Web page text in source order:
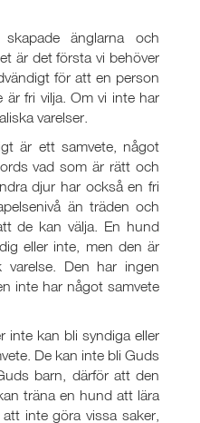
änglarna och
är det första vi behöver
för att en person
är fri vilja. Om vi inte har
varelser.
är ett samvete, något
vad som är rätt och
djur har också en fri
än träden och
de kan välja. En hund
eller inte, men den är
varelse. Den har ingen
inte har något samvete
inte kan bli syndiga eller
De kan inte bli Guds
barn, därför att den
träna en hund att lära
inte göra vissa saker,